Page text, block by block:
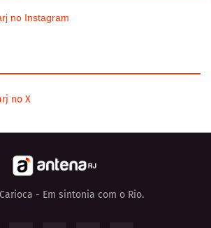
no Instagram
no X
- Em sintonia com o Rio.